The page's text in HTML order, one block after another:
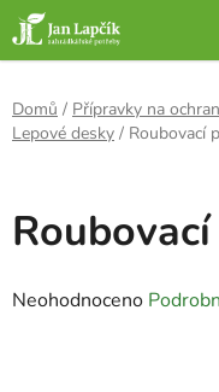
Přejít
na
obsah
Domů / Přípravky na
Lepové desky / Roubovací
Průměrné
Neohodnoceno